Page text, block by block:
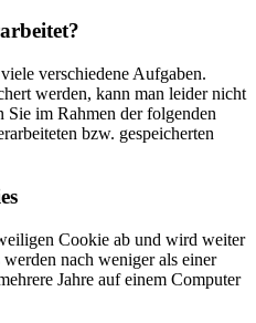
verschiedene Aufgaben.
werden, kann man leider nicht
im Rahmen der folgenden
bzw. gespeicherten
Cookie ab und wird weiter
nach weniger als einer
Jahre auf einem Computer